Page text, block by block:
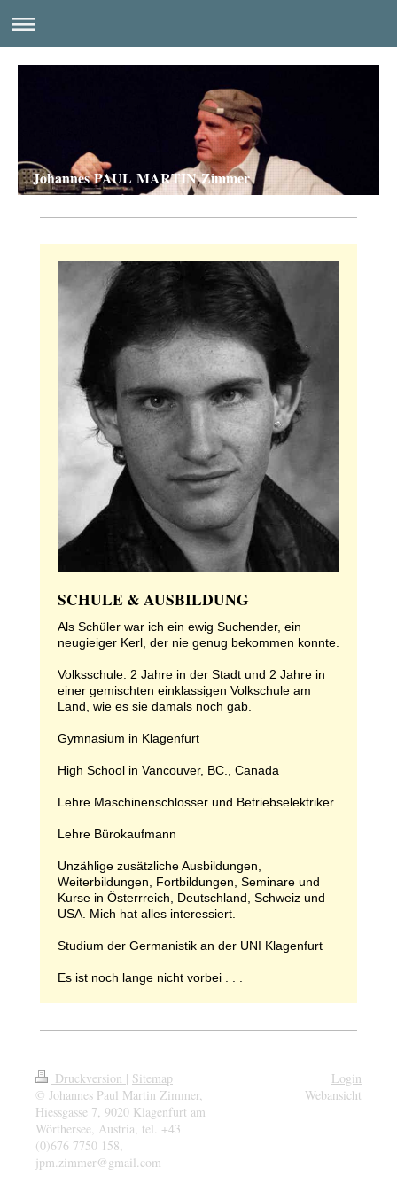
Johannes PAUL MARTIN Zimmer
SCHULE & AUSBILDUNG
Als Schüler war ich ein ewig Suchender, ein
neugieiger Kerl, der nie genug bekommen konnte.
Volksschule: 2 Jahre in der Stadt und 2 Jahre in
einer gemischten einklassigen Volkschule am
Land, wie es sie damals noch gab.
Gymnasium in Klagenfurt
High School in Vancouver, BC., Canada
Lehre Maschinenschlosser und Betriebselektriker
Lehre Bürokaufmann
Unzählige zusätzliche Ausbildungen,
Weiterbildungen, Fortbildungen, Seminare und
Kurse in Österrreich, Deutschland, Schweiz und
USA. Mich hat alles interessiert.
Studium der Germanistik an der UNI Klagenfurt
Es ist noch lange nicht vorbei . . .
Druckversion | Sitemap
© Johannes Paul Martin Zimmer,
Hiessgasse 7, 9020 Klagenfurt am
Wörthersee, Austria, tel. +43
(0)676 7750 158,
jpm.zimmer@gmail.com
Login
Webansicht